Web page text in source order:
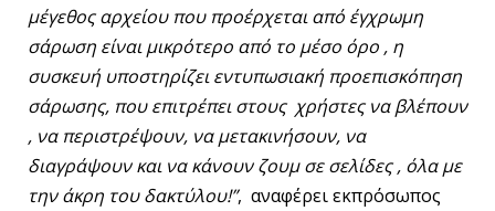
μέγεθος αρχείου που προέρχεται από έγχρωμη
σάρωση είναι μικρότερο από το μέσο όρο , η
συσκευή υποστηρίζει εντυπωσιακή προεπισκόπηση
σάρωσης, που επιτρέπει στους χρήστες να βλέπουν
, να περιστρέψουν, να μετακινήσουν, να
διαγράψουν και να κάνουν ζουμ σε σελίδες , όλα με
την άκρη του δακτύλου!”, αναφέρει εκπρόσωπος